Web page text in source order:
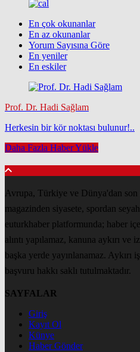
En çok okunanlar
En az okunanlar
Yorum Sayısına Göre
En yeniler
En eskiler
Prof. Dr. Hadi Sağlam
Herkesin bir kör noktası bulunur!..
Daha Fazla Haber Yükle
Avrupa, Türkiye ve Dünya'dan son
magazinden siyasete, spordan
euturkhaber platformunda; haber
alıntı yapılamaz, kanuna aykırı
başka yerde yayınlanamaz.
başvuru hakkı saklı tutulmaktadır.
SAYFALAR
Giriş
Kayıt Ol
Künye
Haber Gönder